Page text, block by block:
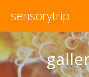
sensorytrip